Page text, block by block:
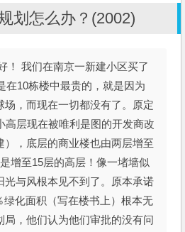
划怎么办？(2002)
！ 我们在南京一新建小区买了
在10栋楼中最贵的，就是因为
场，而现在一切都没有了。原定
高层现在被唯利是图的开发商改
），底层的商业楼也由两层增至
增至15层的高层！像一堵墙似
光与风根本见不到了。原本承诺
绿化面积（写在楼书上）根本无
局，他们认为他们审批的没有问